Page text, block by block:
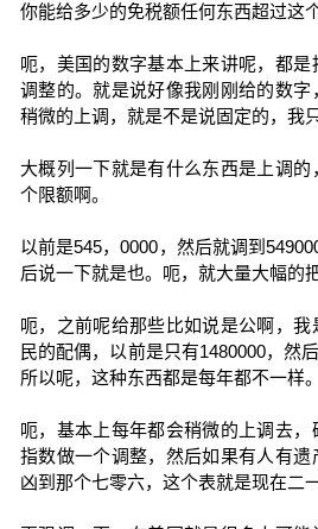
你能给多少的免税额任何东西超过这
呃，美国的数字基本上来讲呢，都
调整的。就是说好像我刚刚给的数
稍微的上调，就是不是说固定的，我
大概列一下就是有什么东西是上调
个限额啊。
以前是545，0000，然后就调到
后说一下就是也。呃，就大量大幅的
呃，之前呢给那些比如说是公啊，
民的配偶，以前是只有1480000，然
所以呢，这种东西都是每年都不一样。
呃，基本上每年都会稍微的上调去
指数做一个调整，然后如果有人有
凶到那个七零六，这个表就是现在二